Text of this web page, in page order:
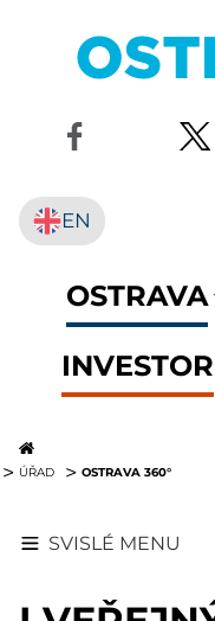
EN
OSTRAVA
INVESTOR
ÚŘAD OSTRAVA 360°
SVISLÉ MENU